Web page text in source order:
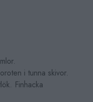
i tunna skivor.
Finhacka